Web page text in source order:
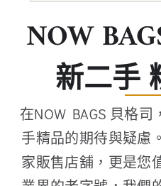
NOW
新二手
在NOW BAGS 貝格
手精品的期待與疑慮
家販售店舖，更是您